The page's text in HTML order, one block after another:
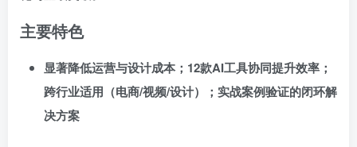
主要特色
显著降低运营与设计成本；12款AI工具协同提升效率；
跨行业适用（电商/视频/设计）；实战案例验证的闭环解
决方案